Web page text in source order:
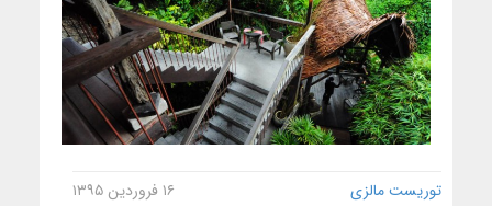
توریست مالزی ۱۶ فروردین ۱۳۹۵